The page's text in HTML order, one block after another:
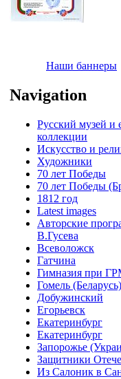
Наши баннеры
Navigation
Русский музей и
коллекции
Искусство и
Художники
70 лет Победы
70 лет Победы
1812 год
Latest images
Авторские
В.Гусева
Всеволожск
Гатчина
Гимназия при
Гомель (Беларусь)
Добужинский
Егорьевск
Екатеринбург
Екатеринбург
Запорожье
Защитники
Из Салоник в